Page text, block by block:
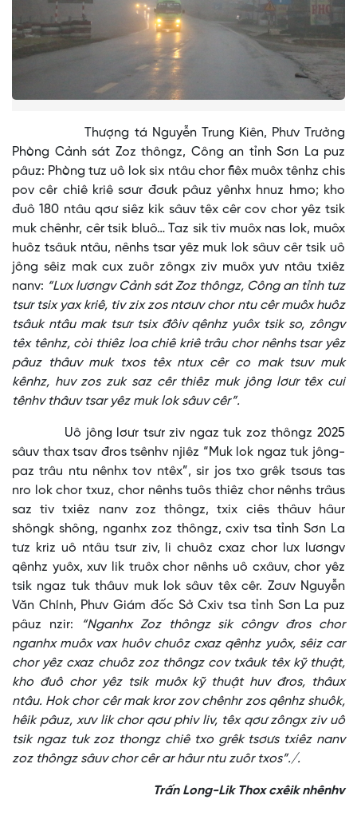
Thượng tá Nguyễn Trung Kiên, Phưv Trưởng
Phòng Cảnh sát Zoz thôngz, Công an tỉnh Sơn La puz
pâuz: Phòng tưz uô lok six ntâu chor fiêx muôx tênhz chis
pov cêr chiê kriê sơưr đơưk pâuz yênhx hnuz hmo; kho
đuô 180 ntâu qơư siêz kik sâuv têx cêr cov chor yêz tsik
muk chênhr, cêr tsik bluô… Taz sik tiv muôx nas lok, muôx
huôz tsâuk ntâu, nênhs tsar yêz muk lok sâuv cêr tsik uô
jông sêiz mak cux zuôr zôngx ziv muôx yưv ntâu txiêz
nanv: “Lưx lươngv Cảnh sát Zoz thôngz, Công an tỉnh tưz
tsưr tsix yax kriê, tiv zix zos ntơưv chor ntu cêr muôx huôz
tsâuk ntâu mak tsưr tsix đôiv qênhz yuôx tsik so, zôngv
têx tênhz, còi thiêz loa chiê kriê trâu chor nênhs tsar yêz
pâuz thâuv muk txos têx ntux cêr co mak tsuv muk
kênhz, huv zos zuk saz cêr thiêz muk jông lơưr têx cui
tênhv thâuv tsar yêz muk lok sâuv cêr”.
Uô jông lơưr tsưr ziv ngaz tuk zoz thôngz 2025
sâuv thax tsav đros tsênhv njiêz “Muk lok ngaz tuk jông-
paz trâu ntu nênhx tov ntêx”, sir jos txo grêk tsơưs tas
nro lok chor txuz, chor nênhs tuôs thiêz chor nênhs trâus
saz tiv txiêz nanv zoz thôngz, txix ciês thâuv hâur
shôngk shông, nganhx zoz thôngz, cxiv tsa tỉnh Sơn La
tưz kriz uô ntâu tsưr ziv, li chuôz cxaz chor lưx lươngv
qênhz yuôx, xưv lik truôx chor nênhs uô cxâuv, chor yêz
tsik ngaz tuk thâuv muk lok sâuv têx cêr. Zơưv Nguyễn
Văn Chính, Phưv Giám đốc Sở Cxiv tsa tỉnh Sơn La puz
pâuz nzir:
“Nganhx Zoz thôngz sik côngv đros chor
nganhx muôx vax huôv chuôz cxaz qênhz yuôx, sêiz car
chor yêz cxaz chuôz zoz thôngz cov txâuk têx kỹ thuật,
kho đuô chor yêz tsik muôx kỹ thuật huv đros, thâux
ntâu. Hok chor cêr mak kror zov chênhr zos qênhz shuôk,
hêik pâuz, xưv lik chor qơư phiv liv, têx qơư zôngx ziv uô
tsik ngaz tuk zoz thongz chiê txo grêk tsơưs txiêz nanv
zoz thôngz sâuv chor cêr ar hâur ntu zuôr txos”./.
Trấn Long-Lik Thox cxêik nhênhv